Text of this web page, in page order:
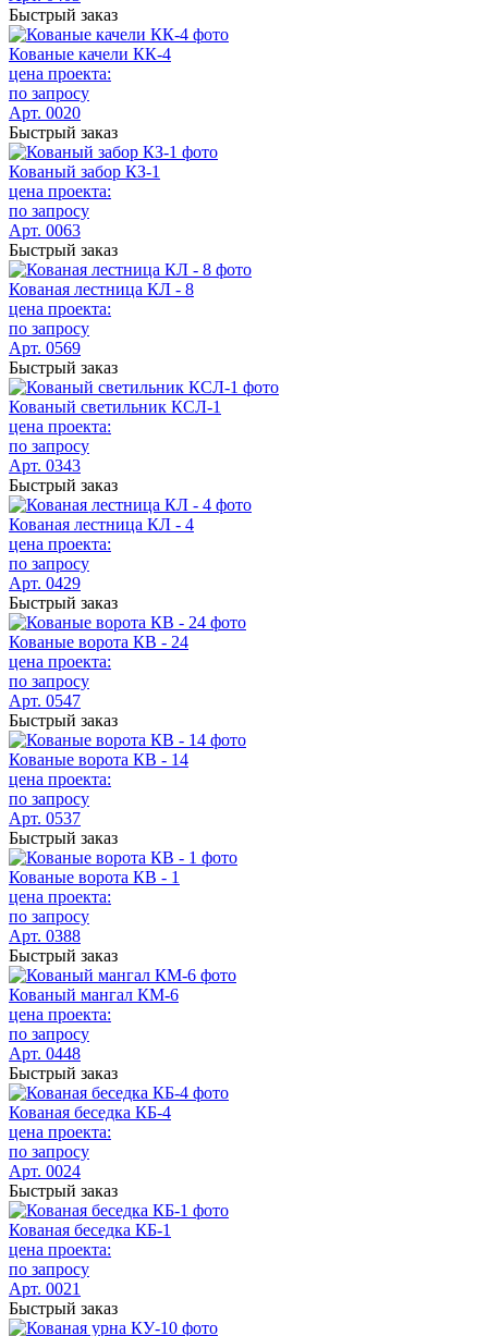
Быстрый заказ
Кованые качели КК-4
цена проекта:
по запросу
Арт. 0020
Быстрый заказ
Кованый забор КЗ-1
цена проекта:
по запросу
Арт. 0063
Быстрый заказ
Кованая лестница КЛ - 8
цена проекта:
по запросу
Арт. 0569
Быстрый заказ
Кованый светильник КСЛ-1
цена проекта:
по запросу
Арт. 0343
Быстрый заказ
Кованая лестница КЛ - 4
цена проекта:
по запросу
Арт. 0429
Быстрый заказ
Кованые ворота КВ - 24
цена проекта:
по запросу
Арт. 0547
Быстрый заказ
Кованые ворота КВ - 14
цена проекта:
по запросу
Арт. 0537
Быстрый заказ
Кованые ворота КВ - 1
цена проекта:
по запросу
Арт. 0388
Быстрый заказ
Кованый мангал КМ-6
цена проекта:
по запросу
Арт. 0448
Быстрый заказ
Кованая беседка КБ-4
цена проекта:
по запросу
Арт. 0024
Быстрый заказ
Кованая беседка КБ-1
цена проекта:
по запросу
Арт. 0021
Быстрый заказ